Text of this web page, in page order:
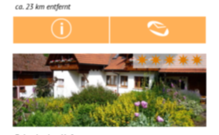
ca. 23 km entfernt
✷✷✷✷✷